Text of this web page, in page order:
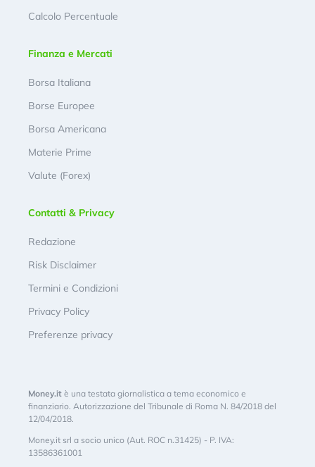
Calcolo Percentuale
Finanza e Mercati
Borsa Italiana
Borse Europee
Borsa Americana
Materie Prime
Valute (Forex)
Contatti & Privacy
Redazione
Risk Disclaimer
Termini e Condizioni
Privacy Policy
Preferenze privacy
Money.it è una testata giornalistica a tema economico e
finanziario. Autorizzazione del Tribunale di Roma N. 84/2018 del
12/04/2018.
Money.it srl a socio unico (Aut. ROC n.31425) - P. IVA:
13586361001